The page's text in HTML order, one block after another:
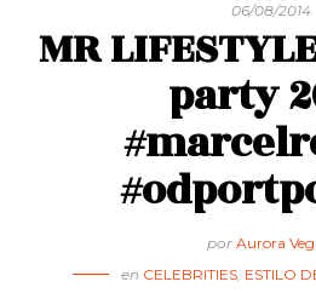
06/08/2014
MR
party
por Aurora
en CELEBRITIES, ESTILO